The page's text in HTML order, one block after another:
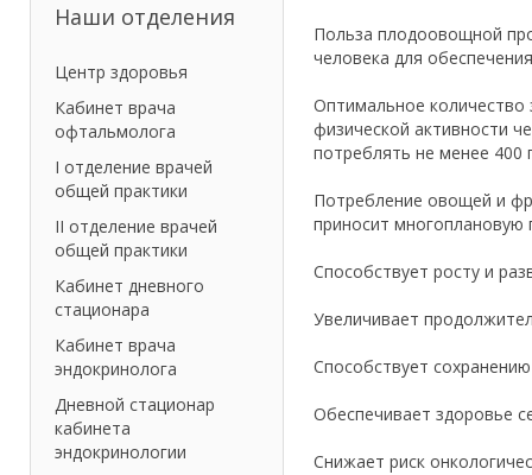
Польза плодоовощной
человека для
Оптимальное количество
физической активности
потреблять не менее 400
Потребление овощей и
приносит многоплановую
Способствует росту и
Увеличивает
Способствует
Обеспечивает здоровье
Снижает риск
Наши отделения
Центр здоровья
Кабинет врача
офтальмолога
I отделение врачей
общей практики
II отделение врачей
общей практики
Кабинет дневного
стационара
Кабинет врача
эндокринолога
Дневной стационар
кабинета
эндокринологии